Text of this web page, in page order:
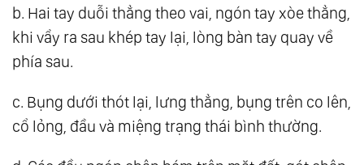
b. Hai tay duỗi thẳng theo vai, ngón tay xòe thẳng,
khi vẩy ra sau khép tay lại, lòng bàn tay quay về
phía sau.
c. Bụng dưới thót lại, lưng thẳng, bụng trên co lên,
cổ lỏng, đầu và miệng trạng thái bình thường.